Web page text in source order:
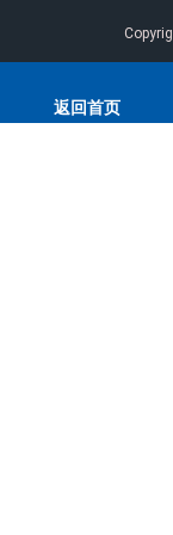
返回首页